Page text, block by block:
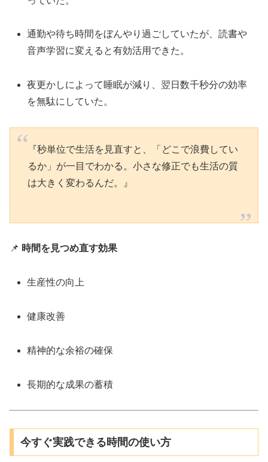
通勤や待ち時間をぼんやり過ごしていたが、読書や
音声学習に変えると有効活用できた。
夜更かしによって睡眠が減り、翌日数千秒分の効率
を無駄にしていた。
『秒単位で生活を見直すと、「どこで浪費してい
るか」が一目でわかる。小さな修正でも生活の質
は大きく変わるんだ。』
📌 時間を見つめ直す効果
生産性の向上
健康改善
精神的な余裕の確保
長期的な成果の蓄積
今すぐ実践できる時間の使い方